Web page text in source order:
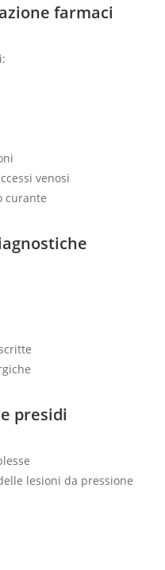
farmaci
venosi
curante
presidi
lesioni da pressione